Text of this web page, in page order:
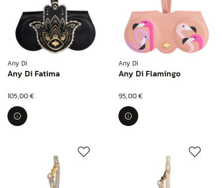
Any Di
Any Di Fatima
105,00 €
Any Di
Any Di Flamingo
95,00 €